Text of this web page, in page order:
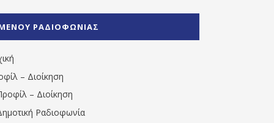
1531194763766854/" artist="" ]
ΡΑΔΙΟΦΩΝΙΑΣ
– Διοίκηση
– Διοίκηση
Ραδιοφωνία